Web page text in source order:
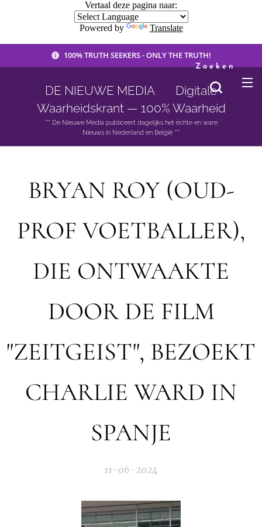
Vertaal deze pagina naar:
Powered by Translate
100% TRUTH SEEKERS - ONLY THE TRUTH!
DE NIEUWE MEDIA 🟣 Digitale
Waarheidskrant — 100% Waarheid
*** De Nieuwe Media publiceert dagelijks het èchte en ware
Nieuws in Nederland en België ***
Zoeken
BRYAN ROY (OUD-
PROF VOETBALLER),
DIE ONTWAAKTE
DOOR DE FILM
"ZEITGEIST", BEZOEKT
CHARLIE WARD IN
SPANJE
11-06-2024